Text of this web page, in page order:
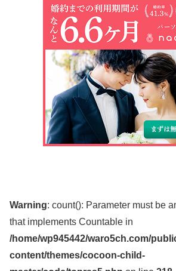
Warning: count(): Parameter must be
that implements Countable in
/home/wp945442/waro5ch.com/
content/themes/cocoon-child-